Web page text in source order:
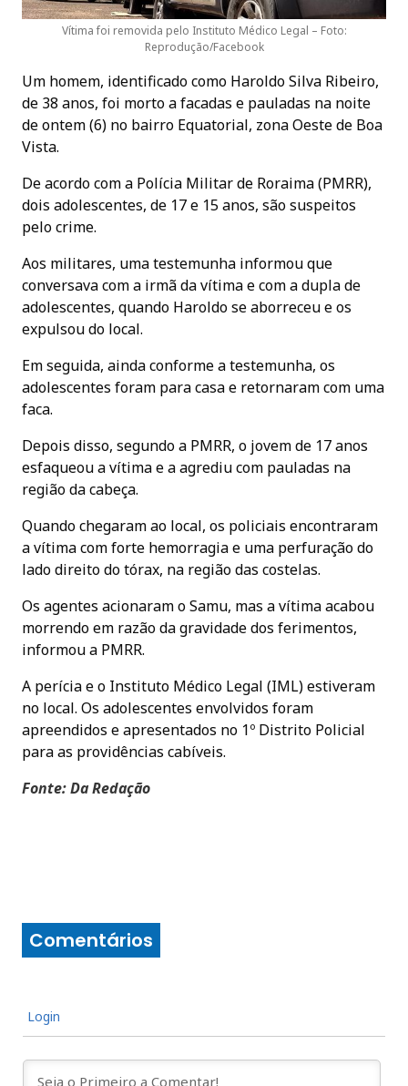
Vítima foi removida pelo Instituto Médico Legal – Foto:
Reprodução/Facebook
Um homem, identificado como Haroldo Silva Ribeiro,
de 38 anos, foi morto a facadas e pauladas na noite
de ontem (6) no bairro Equatorial, zona Oeste de Boa
Vista.
De acordo com a Polícia Militar de Roraima (PMRR),
dois adolescentes, de 17 e 15 anos, são suspeitos
pelo crime.
Aos militares, uma testemunha informou que
conversava com a irmã da vítima e com a dupla de
adolescentes, quando Haroldo se aborreceu e os
expulsou do local.
Em seguida, ainda conforme a testemunha, os
adolescentes foram para casa e retornaram com uma
faca.
Depois disso, segundo a PMRR, o jovem de 17 anos
esfaqueou a vítima e a agrediu com pauladas na
região da cabeça.
Quando chegaram ao local, os policiais encontraram
a vítima com forte hemorragia e uma perfuração do
lado direito do tórax, na região das costelas.
Os agentes acionaram o Samu, mas a vítima acabou
morrendo em razão da gravidade dos ferimentos,
informou a PMRR.
A perícia e o Instituto Médico Legal (IML) estiveram
no local. Os adolescentes envolvidos foram
apreendidos e apresentados no 1º Distrito Policial
para as providências cabíveis.
Fonte: Da Redação
Comentários
Login